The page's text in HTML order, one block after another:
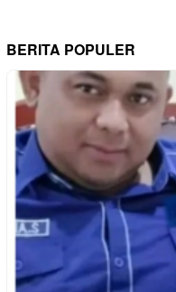
BERITA POPULER